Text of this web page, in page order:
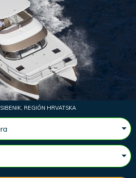
SIBENIK, REGIÓN HRVATSKA